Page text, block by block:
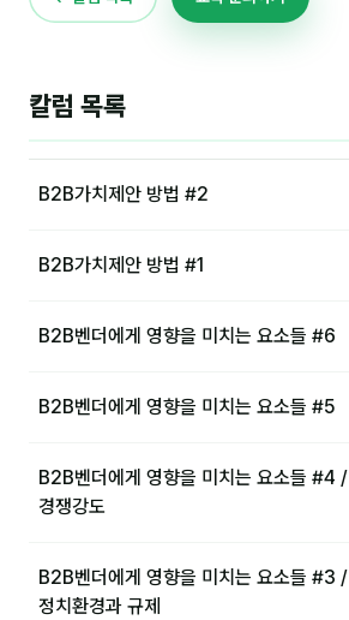
칼럼 목록
B2B가치제안 방법 #2
B2B가치제안 방법 #1
B2B벤더에게 영향을 미치는 요소들 #6
B2B벤더에게 영향을 미치는 요소들 #5
B2B벤더에게 영향을 미치는 요소들 #4
경쟁강도
B2B벤더에게 영향을 미치는 요소들 #3
정치환경과 규제